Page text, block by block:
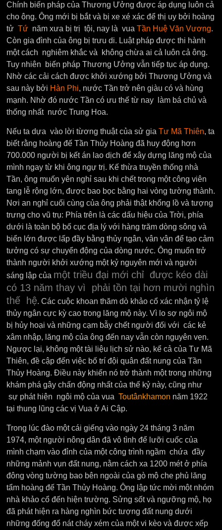
Chính biến pháp của Thương Ưởng được áp dụng luôn cả
cho ông. Ông mới bị bắt và bị xe xé xác để thị uy bởi hoàng
tửTứ năm xưa bị trị tội, nay là vuaTần Huệ Văn Vương.
Còn gia đình của ông bị trưu di. Luật pháp được thi hành
một cách nghiêm khắc và không chừa ai cả luôn cả ông.
Tuy nhiên biến pháp Thương Ưởng vẫn tiếp tục áp dụng.
Nhờ các cải cách được khởi xướng bởi Thương Ưởng và
sau này bởi Hàn Phi, nước Tần trở nên giàu có và hùng
mạnh. Nhờ đó nước Tần có ưu thế từ nay làm bá chủ và
thống nhất nước Trung Hoa.
Nếu ta dựa vào lời từơng thuật của sử giaTư Mã Thiên, ta
biết rằng hoàng đế Tần Thủy Hoàng đã huy động hơn
700.000 người bị kết án lao dịch để xây dựng lăng mộ của
mình ngay từ khi ông ngự trị. Kế thừa truyền thống nhà
Tần, ông muốn yên nghỉ sau khi chết trong một công viên
tang lễ rộng lớn, được bao bọc bằng hai vòng tường thành.
Nơi an nghỉ cuối cùng của ông phải thật khổng lồ và tượng
trưng cho vũ trụ: Phía trên là các dấu hiệu của Trời, phía
dưới là toàn bộ bố cục địa lý với hàng trăm dòng sông và
biển lớn được lấp đầy bằng thủy ngân, vân vân để tạo cảm
tưởng có sự chuyển động của dòng nước. Ông muốn trở
thành người khởi xướng một kỷ nguyên mới và người
sáng lập của một triều đại mới chỉ được kéo dài
có 13 năm thay vì phải tồn tại hơn mười nghìn
thế hệ. Các cuộc khoan thăm dò khảo cổ xác nhận tỷ lệ
thủy ngân cực kỳ cao trong lăng mộ này. Vì lo sợ ngôi mộ
bị hủy hoại và những cạm bẫy chết người đối với các kẻ
xâm nhập, lăng mộ của ông đến nay vẫn còn nguyên vẹn.
Ngược lại, không một tài liệu lịch sử nào, kể cả của Tư Mã
Thiên, đề cập đến việc bố trí đội quân đất nung của Tần
Thủy Hoàng. Điều này khiến nó trở thành một trong những
khám phá gây chấn động nhất của thế kỷ này, cũng như
sự phát hiện ngôi mộ của vuaToutânkhamon năm 1922
tại thung lũng các vị Vua ở Ai Cập.
Trong lúc đào một cái giếng vào ngày 24 tháng 3 năm
1974, một người nông dân đã vô tình để lưỡi cuốc của
mình chạm vào đỉnh của một công trình ngầm chứa đầy
những mảnh vụn đất nung, nằm cách xa 1200 mét ở phía
đông vòng tường bao bên ngoài của gò mộ che phủ lăng
tẩm hoàng đế Tần Thủy Hoàng. Ông lập tức mời một nhóm
nhà khảo cổ đến hiện trường. Sửng sốt và ngưỡng mộ, họ
đã phát hiện ra hàng nghìn bức tượng đất nung dưới
những đống đổ nát cháy xém của một vi kèo và được xếp